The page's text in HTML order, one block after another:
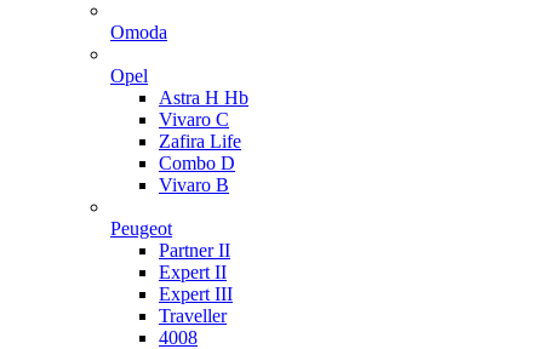
Omoda
Opel
Astra H Hb
Vivaro C
Zafira Life
Combo D
Vivaro B
Peugeot
Partner II
Expert II
Expert III
Traveller
4008